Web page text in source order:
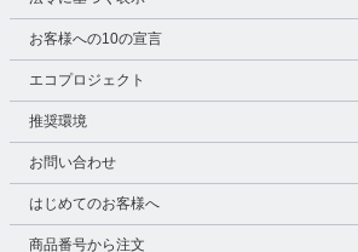
お客様への10の宣言
エコプロジェクト
推奨環境
お問い合わせ
はじめてのお客様へ
商品番号から注文